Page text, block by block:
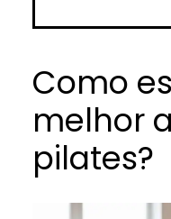
Como
melhor
pilates?